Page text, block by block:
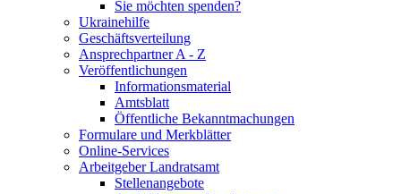
Sie möchten spenden?
Ukrainehilfe
Geschäftsverteilung
Ansprechpartner A - Z
Veröffentlichungen
Informationsmaterial
Amtsblatt
Öffentliche Bekanntmachungen
Formulare und Merkblätter
Online-Services
Arbeitgeber Landratsamt
Stellenangebote